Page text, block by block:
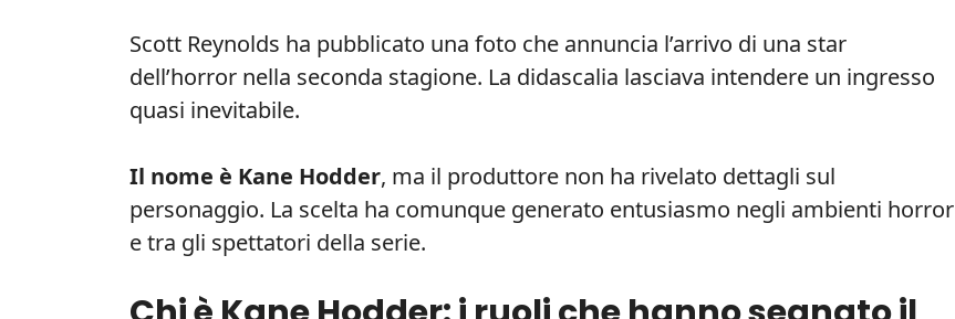
Scott Reynolds ha pubblicato una foto che annuncia l’arrivo di una star
dell’horror nella seconda stagione. La didascalia lasciava intendere un ingresso
quasi inevitabile.
Il nome è Kane Hodder, ma il produttore non ha rivelato dettagli sul
personaggio. La scelta ha comunque generato entusiasmo negli ambienti horror
e tra gli spettatori della serie.